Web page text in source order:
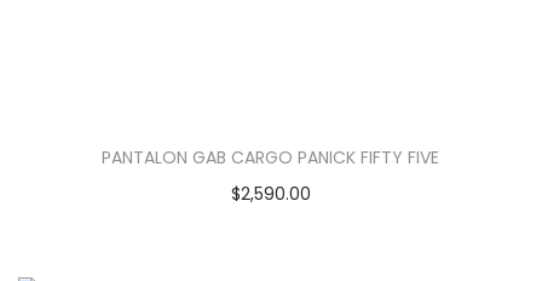
PANTALON GAB CARGO PANICK FIFTY FIVE
$2,590.00